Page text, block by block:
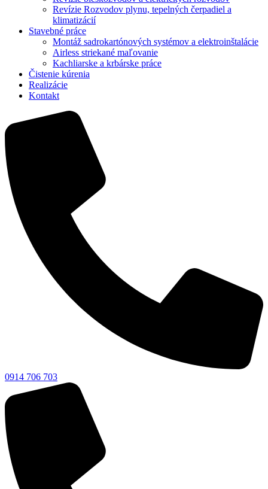
Revízie Rozvodov plynu, tepelných čerpadiel a
klimatizácií
Stavebné práce
Montáž sadrokartónových systémov a elektroinštalácie
Airless striekané maľovanie
Kachliarske a krbárske práce
Čistenie kúrenia
Realizácie
Kontakt
0914 706 703